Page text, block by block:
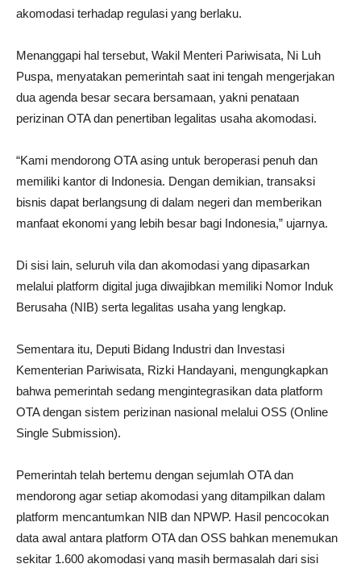
akomodasi terhadap regulasi yang berlaku.
Menanggapi hal tersebut, Wakil Menteri Pariwisata, Ni Luh
Puspa, menyatakan pemerintah saat ini tengah mengerjakan
dua agenda besar secara bersamaan, yakni penataan
perizinan OTA dan penertiban legalitas usaha akomodasi.
“Kami mendorong OTA asing untuk beroperasi penuh dan
memiliki kantor di Indonesia. Dengan demikian, transaksi
bisnis dapat berlangsung di dalam negeri dan memberikan
manfaat ekonomi yang lebih besar bagi Indonesia,” ujarnya.
Di sisi lain, seluruh vila dan akomodasi yang dipasarkan
melalui platform digital juga diwajibkan memiliki Nomor Induk
Berusaha (NIB) serta legalitas usaha yang lengkap.
Sementara itu, Deputi Bidang Industri dan Investasi
Kementerian Pariwisata, Rizki Handayani, mengungkapkan
bahwa pemerintah sedang mengintegrasikan data platform
OTA dengan sistem perizinan nasional melalui OSS (Online
Single Submission).
Pemerintah telah bertemu dengan sejumlah OTA dan
mendorong agar setiap akomodasi yang ditampilkan dalam
platform mencantumkan NIB dan NPWP. Hasil pencocokan
data awal antara platform OTA dan OSS bahkan menemukan
sekitar 1.600 akomodasi yang masih bermasalah dari sisi